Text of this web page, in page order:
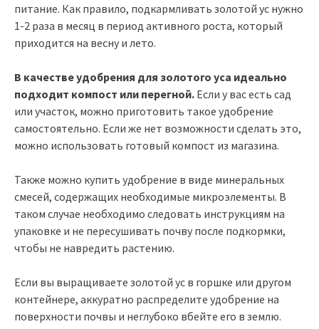
питание. Как правило, подкармливать золотой ус нужно
1-2 раза в месяц в период активного роста, который
приходится на весну и лето.
В качестве удобрения для золотого уса идеально
подходит компост или перегной. Если у вас есть сад
или участок, можно приготовить такое удобрение
самостоятельно. Если же нет возможности сделать это,
можно использовать готовый компост из магазина.
Также можно купить удобрение в виде минеральных
смесей, содержащих необходимые микроэлементы. В
таком случае необходимо следовать инструкциям на
упаковке и не пересушивать почву после подкормки,
чтобы не навредить растению.
Если вы выращиваете золотой ус в горшке или другом
контейнере, аккуратно распределите удобрение на
поверхности почвы и неглубоко вбейте его в землю.